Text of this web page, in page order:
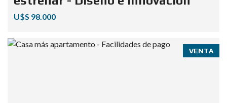
U$S 98.000
VENTA